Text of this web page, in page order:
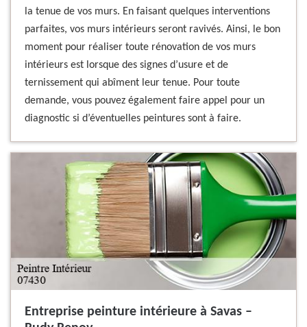
la tenue de vos murs. En faisant quelques interventions
parfaites, vos murs intérieurs seront ravivés. Ainsi, le bon
moment pour réaliser toute rénovation de vos murs
intérieurs est lorsque des signes d’usure et de
ternissement qui abîment leur tenue. Pour toute
demande, vous pouvez également faire appel pour un
diagnostic si d’éventuelles peintures sont à faire.
Entreprise peinture intérieure à Savas –